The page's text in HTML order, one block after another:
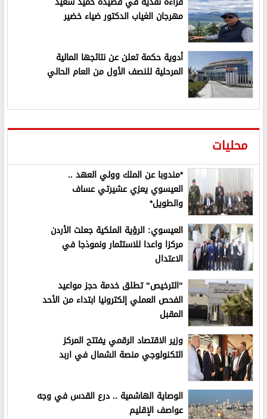
مهرجان الغياب الدكتور ضياء خضير
أدوية حكمة تعلن عن نتائجها المالية
المرحلية للنصف الأول من العام الحالي
محليات
*مندوبا عن الملك وولي العهد ..
العيسوي يعزي عشيرتي عساف
والطويل*
العيسوي: الرؤية الملكية جعلت الأردن
مركزا واعدا للاستثمار ونموذجا في
الاعتدال
"الترخيص" تطلق خدمة حجز مواعيد
الفحص العملي إلكترونيا ابتداء من الأحد
المقبل
وزير الاقتصاد الرقمي يفتتح المركز
التكنولوجي منصة الشمال في اربد
الوصاية الهاشمية .. درع القدس في وجه
عواصف الإقليم